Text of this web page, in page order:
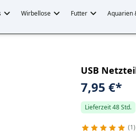
Wirbellose Futter Aquarien
USB
7,95 €*
Lieferzeit 48 Std.
1